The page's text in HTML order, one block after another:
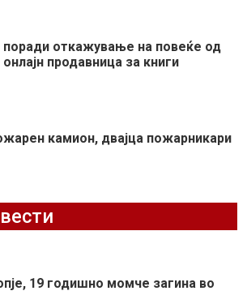
поради откажување на повеќе од
продавница за книги
камион, двајца пожарникари
19 годишно момче загина во